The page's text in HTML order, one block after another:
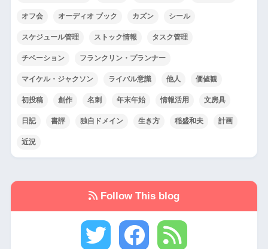
オフ会 オーディオ ブック カズン シール
スケジュール管理 ストック情報 タスク管理
チベーション フランクリン・プランナー
マイケル・ジャクソン ライバル意識 他人 価値観
初投稿 創作 名刺 年末年始 情報活用 文房具
日記 書評 独自ドメイン 生き方 稲盛和夫 計画
近況
Follow This blog